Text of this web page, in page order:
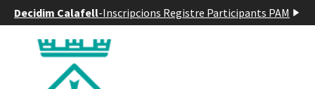
Decidim Calafell-Inscripcions Registre Participants PAM